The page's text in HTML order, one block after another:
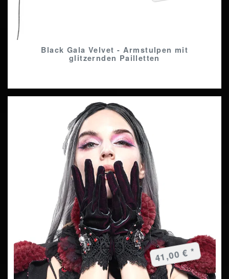
Black Gala Velvet - Armstulpen mit
glitzernden Pailletten
41,00 € *